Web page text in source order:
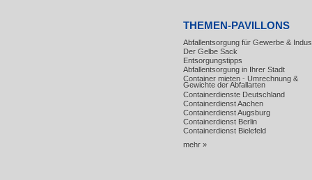
THEMEN-PAVILLONS
Abfallentsorgung für Gewerbe &
Der Gelbe Sack
Entsorgungstipps
Abfallentsorgung in Ihrer Stadt
Container mieten - Umrechnung &
Gewichte der Abfallarten
Containerdienste Deutschland
Containerdienst Aachen
Containerdienst Augsburg
Containerdienst Berlin
Containerdienst Bielefeld
mehr »